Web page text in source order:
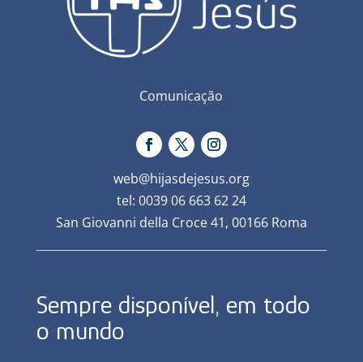
Comunicação
web@hijasdejesus.org
tel: 0039 06 663 62 24
San Giovanni della Croce 41, 00166 Roma
Sempre disponível, em todo
o mundo